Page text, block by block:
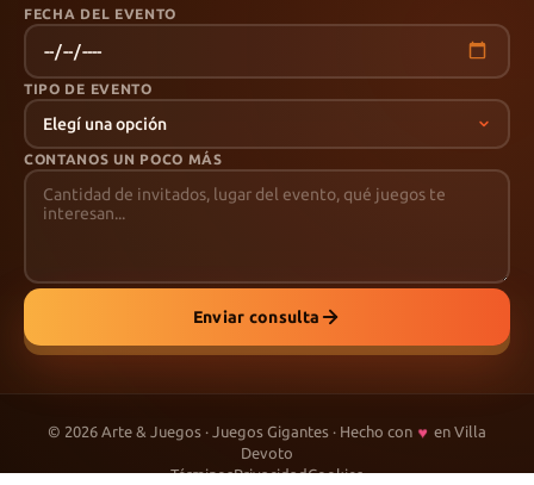
FECHA DEL EVENTO
TIPO DE EVENTO
CONTANOS UN POCO MÁS
Enviar consulta
© 2026 Arte & Juegos · Juegos Gigantes · Hecho con ♥ en Villa
Devoto
TérminosPrivacidadCookies